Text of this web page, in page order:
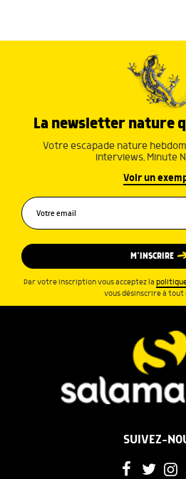
La newsletter nature
Votre escapade nature
interviews, Minute
Voir un
M’INSCRIRE
Par votre inscription vous acceptez la
vous désinscrire à tout
SUIVEZ-